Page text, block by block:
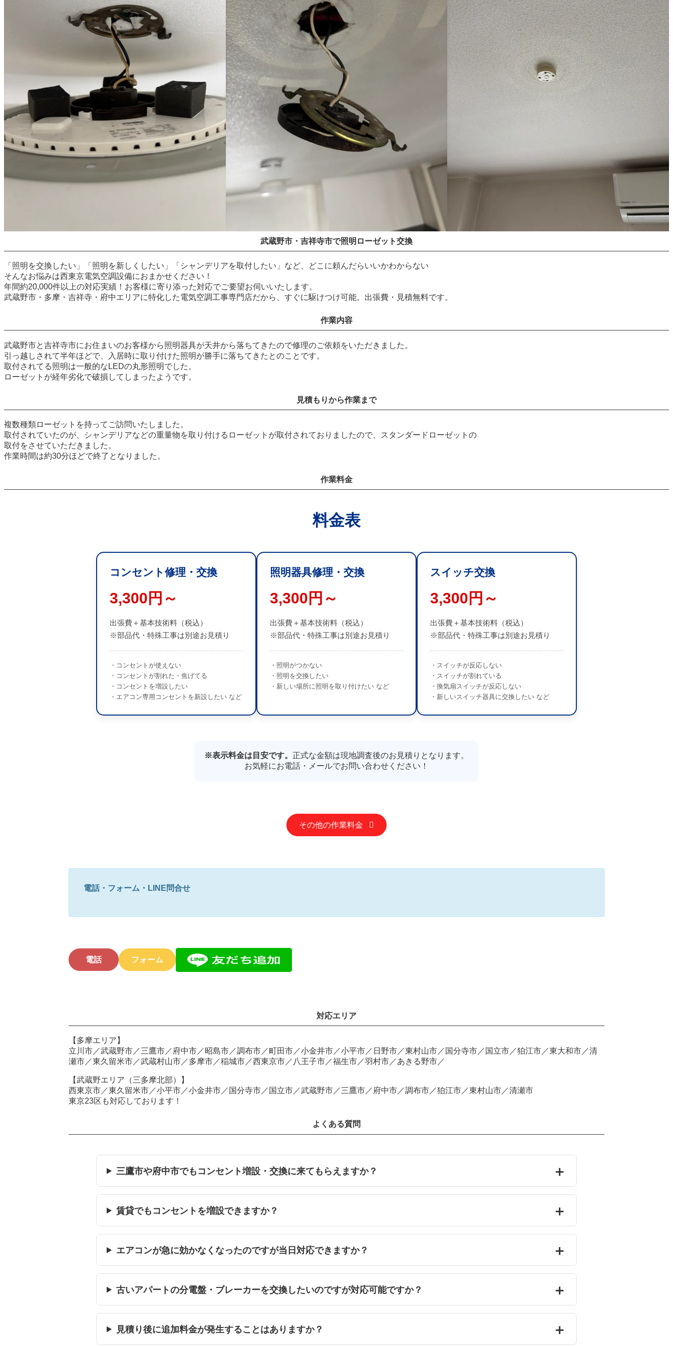
武蔵野市・吉祥寺市で照明ローゼット交換
「照明を交換したい」「照明を新しくしたい」「シャンデリアを取付したい」など、どこに頼んだらいいかわからない
そんなお悩みは西東京電気空調設備におまかせください！
年間約20,000件以上の対応実績！お客様に寄り添った対応でご要望お伺いいたします。
武蔵野市・多摩・吉祥寺・府中エリアに特化した電気空調工事専門店だから、すぐに駆けつけ可能。出張費・見積無料です。
作業内容
武蔵野市と吉祥寺市にお住まいのお客様から照明器具が天井から落ちてきたので修理のご依頼をいただきました。
引っ越しされて半年ほどで、入居時に取り付けた照明が勝手に落ちてきたとのことです。
取付されてる照明は一般的なLEDの丸形照明でした。
ローゼットが経年劣化で破損してしまったようです。
見積もりから作業まで
複数種類ローゼットを持ってご訪問いたしました。
取付されていたのが、シャンデリアなどの重量物を取り付けるローゼットが取付されておりましたので、スタンダードローゼットの
取付をさせていただきました。
作業時間は約30分ほどで終了となりました。
作業料金
料金表
コンセント修理・交換
3,300円～
出張費＋基本技術料（税込）
※部品代・特殊工事は別途お見積り
・コンセントが使えない
・コンセントが割れた・焦げてる
・コンセントを増設したい
・エアコン専用コンセントを新設したい など
照明器具修理・交換
3,300円～
出張費＋基本技術料（税込）
※部品代・特殊工事は別途お見積り
・照明がつかない
・照明を交換したい
・新しい場所に照明を取り付けたい など
スイッチ交換
3,300円～
出張費＋基本技術料（税込）
※部品代・特殊工事は別途お見積り
・スイッチが反応しない
・スイッチが割れている
・換気扇スイッチが反応しない
・新しいスイッチ器具に交換したい など
※表示料金は目安です。 正式な金額は現地調査後のお見積りとなります。
お気軽にお電話・メールでお問い合わせください！
その他の作業料金
電話・フォーム・LINE問合せ
電話 フォーム
対応エリア
【多摩エリア】
立川市／武蔵野市／三鷹市／府中市／昭島市／調布市／町田市／小金井市／小平市／日野市／東村山市／国分寺市／国立市／狛江市／東大和市／清
瀬市／東久留米市／武蔵村山市／多摩市／稲城市／西東京市／八王子市／福生市／羽村市／あきる野市／
【武蔵野エリア（三多摩北部）】
西東京市／東久留米市／小平市／小金井市／国分寺市／国立市／武蔵野市／三鷹市／府中市／調布市／狛江市／東村山市／清瀬市
東京23区も対応しております！
よくある質問
三鷹市や府中市でもコンセント増設・交換に来てもらえますか？
賃貸でもコンセントを増設できますか？
エアコンが急に効かなくなったのですが当日対応できますか？
古いアパートの分電盤・ブレーカーを交換したいのですが対応可能ですか？
見積り後に追加料金が発生することはありますか？